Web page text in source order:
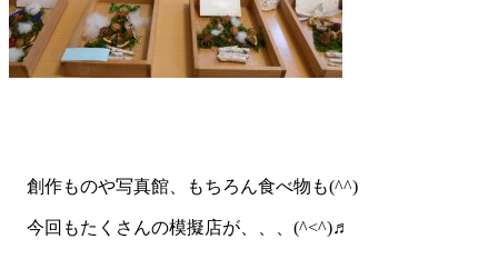
創作ものや写真館、もちろん食べ物も(^^)
今回もたくさんの模擬店が、、、(^<^)♬